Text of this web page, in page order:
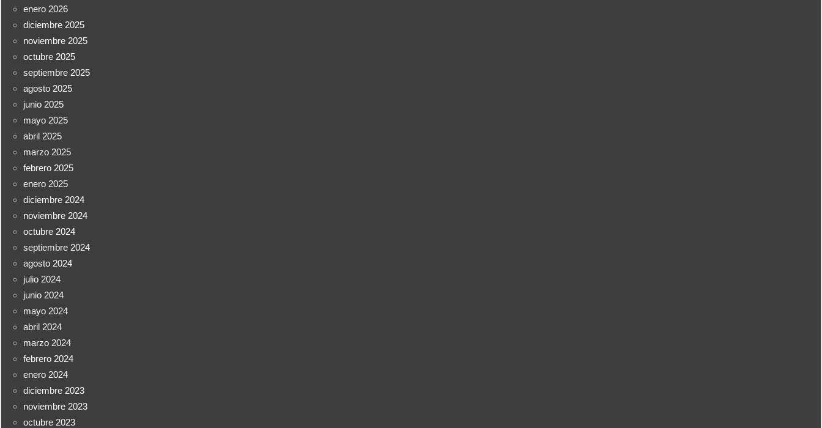
enero 2026
diciembre 2025
noviembre 2025
octubre 2025
septiembre 2025
agosto 2025
junio 2025
mayo 2025
abril 2025
marzo 2025
febrero 2025
enero 2025
diciembre 2024
noviembre 2024
octubre 2024
septiembre 2024
agosto 2024
julio 2024
junio 2024
mayo 2024
abril 2024
marzo 2024
febrero 2024
enero 2024
diciembre 2023
noviembre 2023
octubre 2023